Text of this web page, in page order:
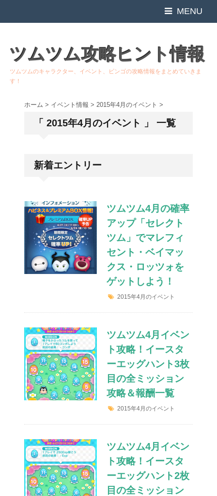
MENU
ツムツム攻略ヒント情報
ツムツムのキャラクター、イベント、ビンゴの攻略情報をまとめていきま
す！
ホーム > イベント情報 > 2015年4月のイベント >
「 2015年4月のイベント 」 一覧
新着エントリー
ツムツム4月の確率
アップ「セレクト
ツム」でマレフィ
セント・ベイマッ
クス・ロッツォを
ゲットしよう！
2015年4月のイベント
ツムツム4月イベン
ト攻略！イースタ
ーエッグハント3枚
目の全ミッション
攻略＆報酬一覧
2015年4月のイベント
ツムツム4月イベン
ト攻略！イースタ
ーエッグハント2枚
目の全ミッション